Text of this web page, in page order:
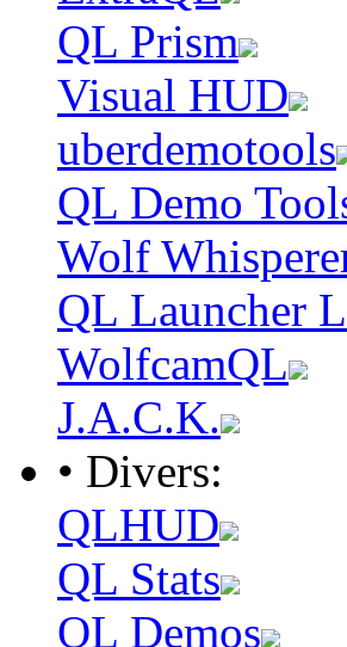
QL Prism
Visual HUD
uberdemotools
QL Demo
Wolf
QL Launcher
WolfcamQL
J.A.C.K.
• Divers:
QLHUD
QL Stats
QL Demos